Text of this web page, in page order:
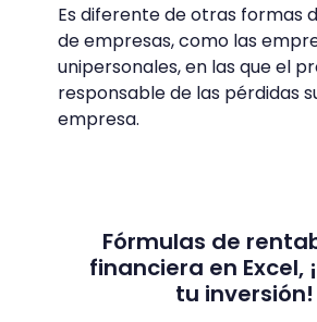
Es diferente de otras formas
de empresas, como las
unipersonales, en las que el
responsable de las pérdidas
empresa.
Fórmulas de
financiera en Excel,
tu inversión!